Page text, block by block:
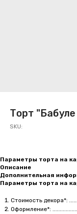
Торт
SKU:
Параметры торта на
Описание
Дополнительная
Параметры торта на
Стоимость декора*:
Оформление*: